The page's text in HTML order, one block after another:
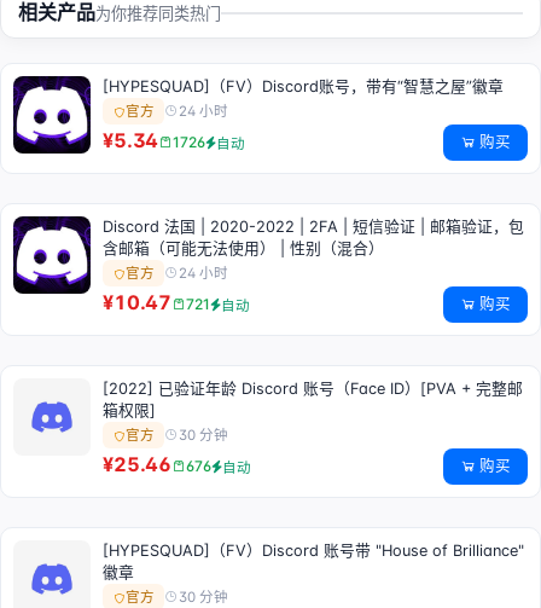
相关产品为你推荐同类热门
[HYPESQUAD]（FV）Discord账号，带有“智慧之屋”徽章
官方 24 小时
¥5.34 1726 自动 购买
Discord 法国 | 2020-2022 | 2FA | 短信验证 | 邮箱验证，包
含邮箱（可能无法使用） | 性别（混合）
官方 24 小时
¥10.47 721 自动 购买
[2022] 已验证年龄 Discord 账号（Face ID）[PVA + 完整邮
箱权限]
官方 30 分钟
¥25.46 676 自动 购买
[HYPESQUAD]（FV）Discord 账号带 "House of Brilliance"
徽章
官方 30 分钟